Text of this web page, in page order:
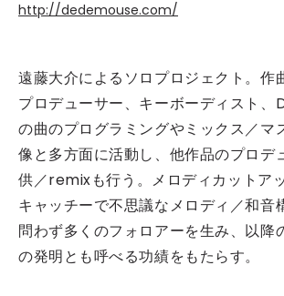
http://dedemouse.com/
遠藤大介によるソロプロジェクト。作
プロデューサー、キーボーディスト、
の曲のプログラミングやミックス／マ
像と多方面に活動し、他作品のプロデ
供／remixも行う。メロディカットア
キャッチーで不思議なメロディ／和音
問わず多くのフォロアーを生み、以降
の発明とも呼べる功績をもたらす。